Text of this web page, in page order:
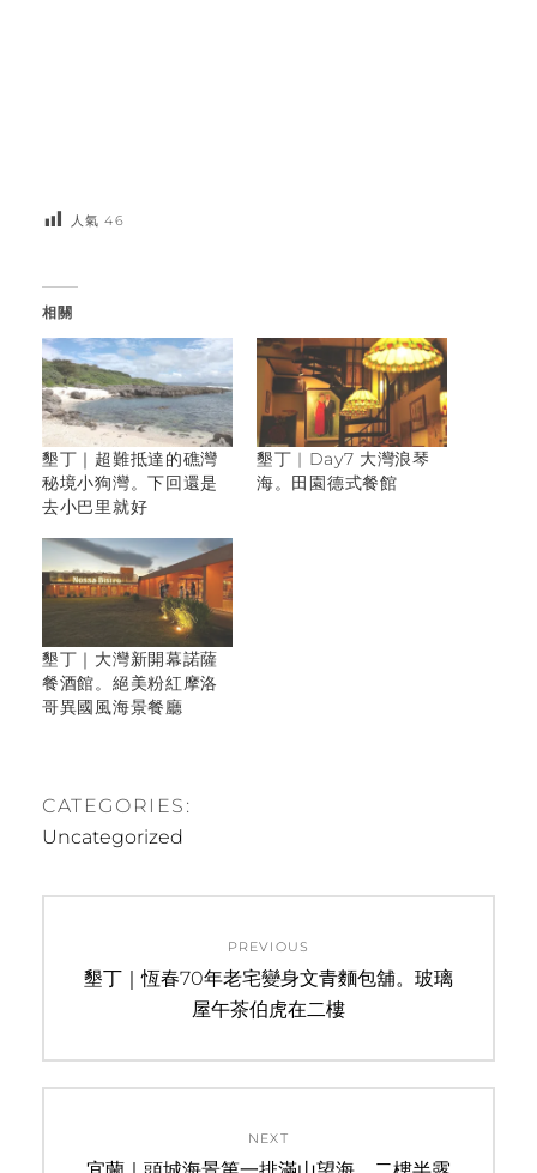
人氣 46
相關
墾丁｜超難抵達的礁灣
秘境小狗灣。下回還是
去小巴里就好
墾丁 | Day7 大灣浪琴
海。田園德式餐館
墾丁｜大灣新開幕諾薩
餐酒館。絕美粉紅摩洛
哥異國風海景餐廳
CATEGORIES:
Uncategorized
覽
PREVIOUS
Previous
墾丁｜恆春70年老宅變身文青麵包舖。玻璃
屋午茶伯虎在二樓
NEXT